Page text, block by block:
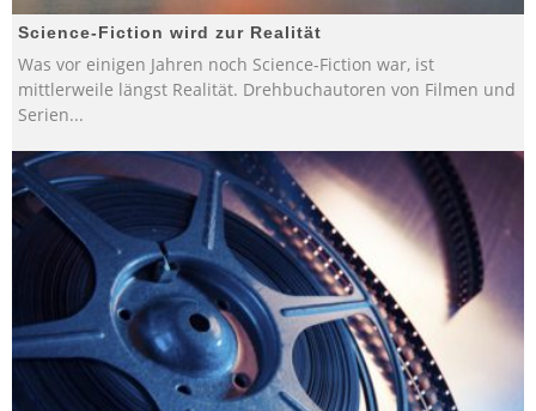
Science-Fiction wird zur Realität
Was vor einigen Jahren noch Science-Fiction war, ist
mittlerweile längst Realität. Drehbuchautoren von Filmen und
Serien...